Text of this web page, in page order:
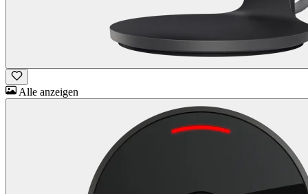
Alle anzeigen